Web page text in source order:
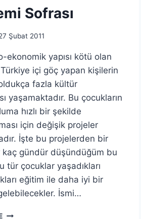
Sofrası
Şubat 2011
ekonomik yapısı kötü olan
içi göç yapan kişilerin
fazla kültür
yaşamaktadır. Bu çocukların
hızlı bir şekilde
için değişik projeler
İşte bu projelerden bir
kaç gündür düşündüğüm bu
tür çocuklar yaşadıkları
eğitim ile daha iyi bir
İsmi…
AKADEMI